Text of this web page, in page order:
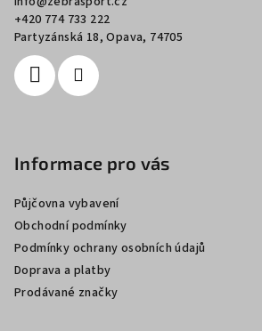
+420 774 733 222
Partyzánská 18, Opava, 74705
Informace pro vás
Půjčovna vybavení
Obchodní podmínky
Podmínky ochrany osobních údajů
Doprava a platby
Prodávané značky